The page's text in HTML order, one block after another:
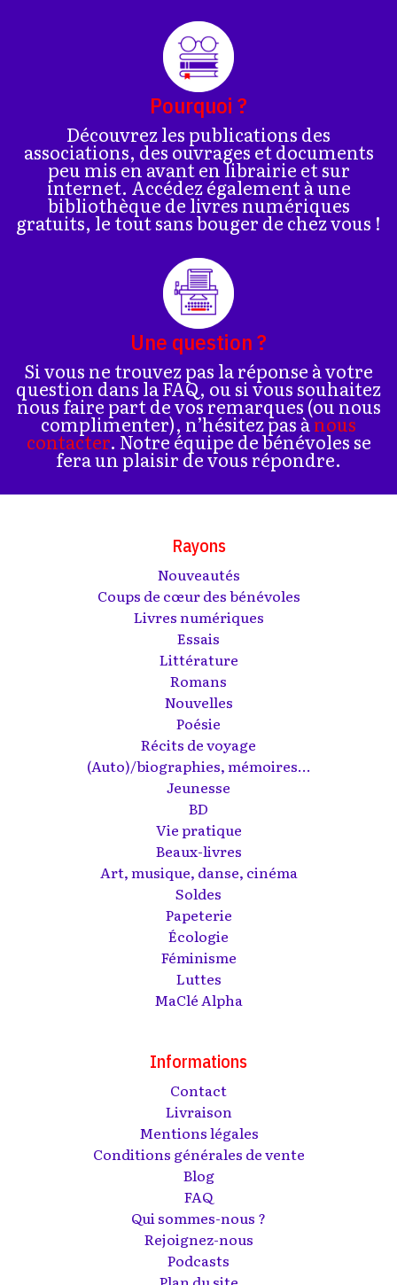
Pourquoi ?
Découvrez les publications des
associations, des ouvrages et documents
peu mis en avant en librairie et sur
internet. Accédez également à une
bibliothèque de livres numériques
gratuits, le tout sans bouger de chez vous !
Une question ?
Si vous ne trouvez pas la réponse à votre
question dans la FAQ, ou si vous souhaitez
nous faire part de vos remarques (ou nous
complimenter), n’hésitez pas ànous
contacter. Notre équipe de bénévoles se
fera un plaisir de vous répondre.
Rayons
Nouveautés
Coups de cœur des bénévoles
Livres numériques
Essais
Littérature
Romans
Nouvelles
Poésie
Récits de voyage
(Auto)/biographies, mémoires...
Jeunesse
BD
Vie pratique
Beaux-livres
Art, musique, danse, cinéma
Soldes
Papeterie
Écologie
Féminisme
Luttes
MaClé Alpha
Informations
Contact
Livraison
Mentions légales
Conditions générales de vente
Blog
FAQ
Qui sommes-nous ?
Rejoignez-nous
Podcasts